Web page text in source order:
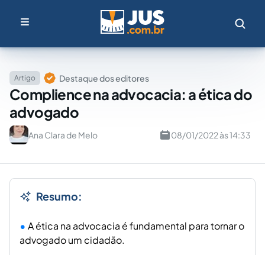
Artigo Destaque dos editores
Complience na advocacia: a ética do
advogado
Ana Clara de Melo 08/01/2022 às 14:33
Resumo:
A ética na advocacia é fundamental para tornar o
advogado um cidadão.